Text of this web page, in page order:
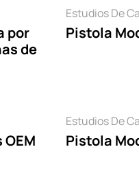
por
de
Estudios De
Pistola
Estudios De
Pistola